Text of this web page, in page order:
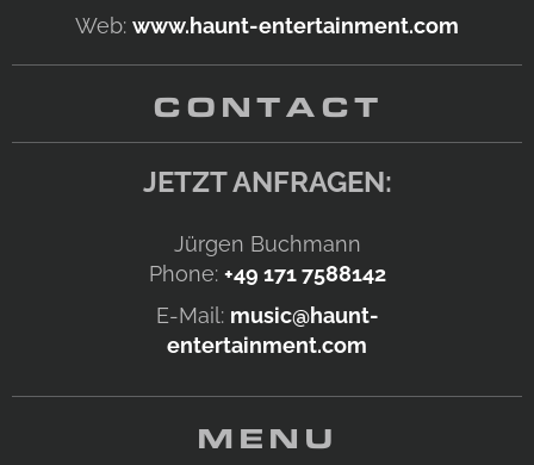
Web: www.haunt-entertainment.com
CONTACT
JETZT ANFRAGEN:
Jürgen Buchmann
Phone: +49 171 7588142
E-Mail: music@haunt-
entertainment.com
MENU